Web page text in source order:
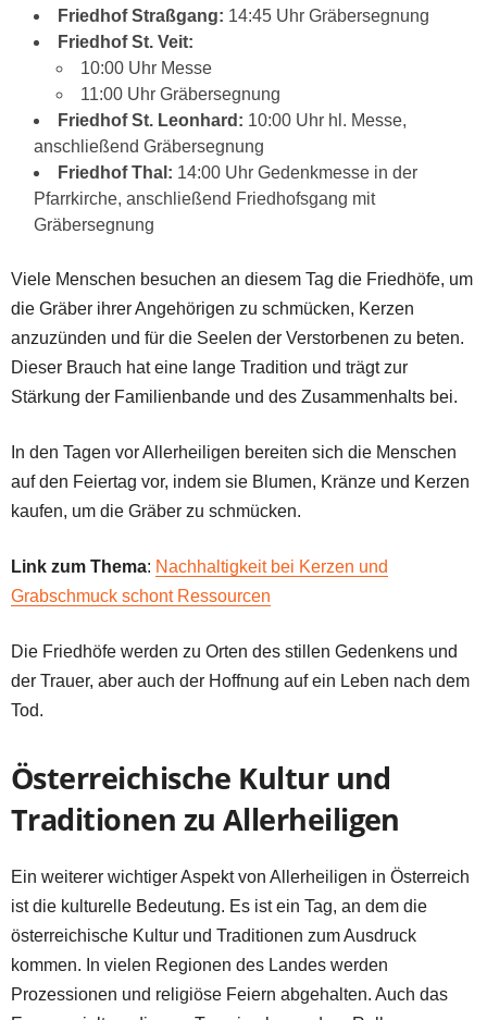
Friedhof Straßgang: 14:45 Uhr Gräbersegnung
Friedhof St. Veit:
10:00 Uhr Messe
11:00 Uhr Gräbersegnung
Friedhof St. Leonhard: 10:00 Uhr hl. Messe,
anschließend Gräbersegnung
Friedhof Thal: 14:00 Uhr Gedenkmesse in der
Pfarrkirche, anschließend Friedhofsgang mit
Gräbersegnung
Viele Menschen besuchen an diesem Tag die Friedhöfe, um
die Gräber ihrer Angehörigen zu schmücken, Kerzen
anzuzünden und für die Seelen der Verstorbenen zu beten.
Dieser Brauch hat eine lange Tradition und trägt zur
Stärkung der Familienbande und des Zusammenhalts bei.
In den Tagen vor Allerheiligen bereiten sich die Menschen
auf den Feiertag vor, indem sie Blumen, Kränze und Kerzen
kaufen, um die Gräber zu schmücken.
Link zum Thema: Nachhaltigkeit bei Kerzen und
Grabschmuck schont Ressourcen
Die Friedhöfe werden zu Orten des stillen Gedenkens und
der Trauer, aber auch der Hoffnung auf ein Leben nach dem
Tod.
Österreichische Kultur und
Traditionen zu Allerheiligen
Ein weiterer wichtiger Aspekt von Allerheiligen in Österreich
ist die kulturelle Bedeutung. Es ist ein Tag, an dem die
österreichische Kultur und Traditionen zum Ausdruck
kommen. In vielen Regionen des Landes werden
Prozessionen und religiöse Feiern abgehalten. Auch das